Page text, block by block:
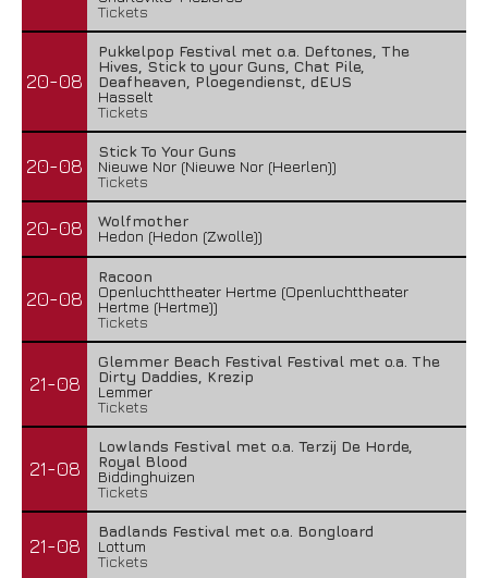
Tickets
20-08
Pukkelpop Festival met o.a. Deftones, The
Hives, Stick to your Guns, Chat Pile,
Deafheaven, Ploegendienst, dEUS
Hasselt
Tickets
20-08
Stick To Your Guns
Nieuwe Nor (Nieuwe Nor (Heerlen))
Tickets
20-08
Wolfmother
Hedon (Hedon (Zwolle))
20-08
Racoon
Openluchttheater Hertme (Openluchttheater
Hertme (Hertme))
Tickets
21-08
Glemmer Beach Festival Festival met o.a. The
Dirty Daddies, Krezip
Lemmer
Tickets
21-08
Lowlands Festival met o.a. Terzij De Horde,
Royal Blood
Biddinghuizen
Tickets
21-08
Badlands Festival met o.a. Bongloard
Lottum
Tickets